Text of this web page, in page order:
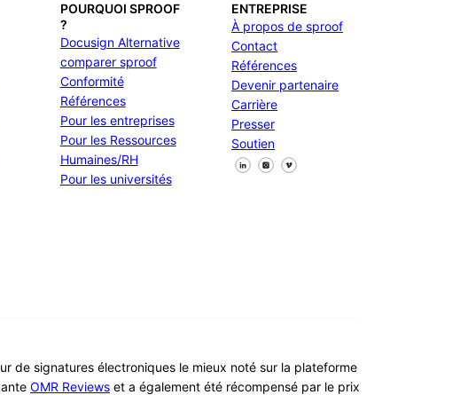
POURQUOI SPROOF
?
Docusign Alternative
comparer sproof
Conformité
Références
Pour les entreprises
Pour les Ressources
Humaines/RH
Pour les universités
ENTREPRISE
À propos de sproof
Contact
Références
Devenir partenaire
Carrière
Presser
Soutien
Suivez-nous sur Facebook
Suivez-nous sur X
Suivez-nous sur LinkedIn
de signatures électroniques le mieux noté sur la plateforme
OMR Reviews et a également été récompensé par le prix